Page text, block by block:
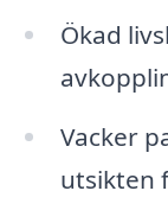
Ökad
Vacker
utsikten